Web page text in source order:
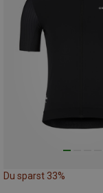
Du sparst 33%